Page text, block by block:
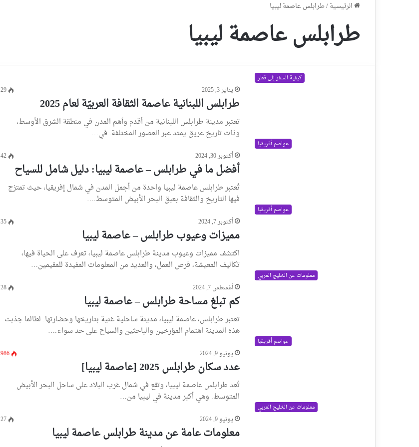
الرئيسية/طرابلس عاصمة ليبيا
طرابلس عاصمة ليبيا
كيفية السفر إلى قطر
يناير 3, 2025 29
طرابلس اللبنانية عاصمة الثقافة العربيّة لعام 2025
تعتبر مدينة طرابلس اللبنانية من أقدم وأهم المدن في منطقة الشرق الأوسط،
وذات تاريخ عريق يمتد عبر العصور المختلفة. في…
عواصم أفريقيا
أكتوبر 30, 2024 42
أفضل ما في طرابلس – عاصمة ليبيا: دليل شامل للسياح
تُعتبر طرابلس عاصمة ليبيا واحدة من أجمل المدن في شمال إفريقيا، حيث تمتزج
فيها التاريخ والثقافة بعبق البحر الأبيض المتوسط.…
عواصم أفريقيا
أكتوبر 7, 2024 35
مميزات وعيوب طرابلس – عاصمة ليبيا
اكتشف مميزات وعيوب مدينة طرابلس عاصمة ليبيا، تعرف على الحياة فيها،
تكاليف المعيشة، فرص العمل، والعديد من المعلومات المفيدة للمقيمين…
معلومات عن الخليج العربي
أغسطس 7, 2024 28
كم تبلغ مساحة طرابلس – عاصمة ليبيا
تعتبر طرابلس، عاصمة ليبيا، مدينة ساحلية غنية بتاريخها وحضارتها. لطالما جذبت
هذه المدينة اهتمام المؤرخين والباحثين والسياح على حد سواء.…
عواصم أفريقيا
يونيو 9, 2024 986
عدد سكان طرابلس 2025 [عاصمة ليبيا]
تُعد طرابلس عاصمة ليبيا، وتقع في شمال غرب البلاد على ساحل البحر الأبيض
المتوسط. وهي أكبر مدينة في ليبيا من…
معلومات عن الخليج العربي
يونيو 9, 2024 27
معلومات عامة عن مدينة طرابلس عاصمة ليبيا